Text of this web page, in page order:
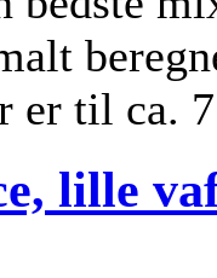
er til ca.
lille